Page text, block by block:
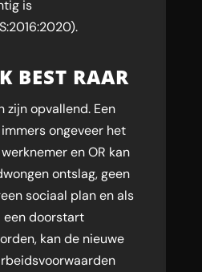
is
BEST RAAR
zijn opvallend. Een
ongeveer het
en OR kan
ontslag, geen
sociaal plan en als
een doorstart
kan de nieuwe